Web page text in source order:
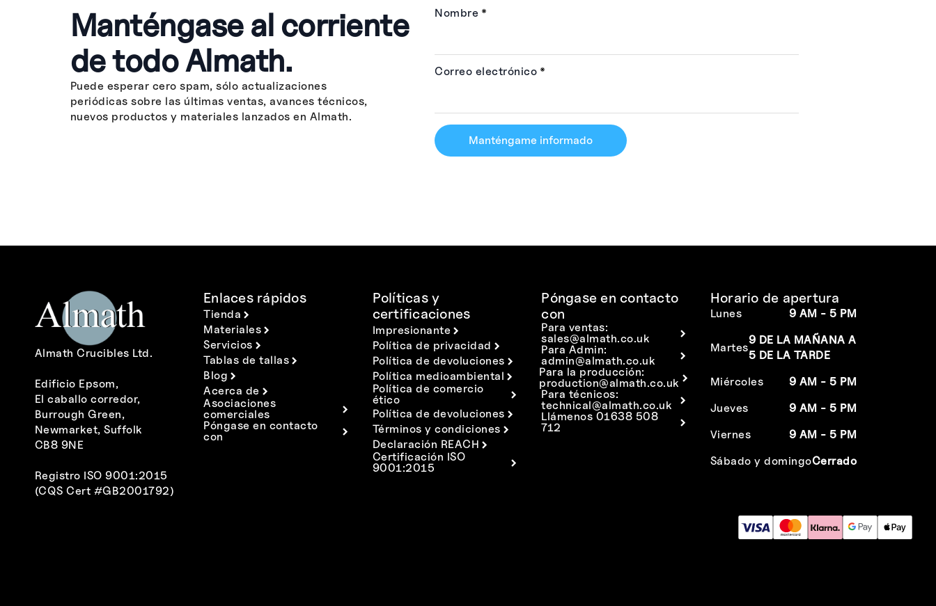
Manténgase al corriente
de todo Almath.
Puede esperar cero spam, sólo actualizaciones
periódicas sobre las últimas ventas, avances técnicos,
nuevos productos y materiales lanzados en Almath.
Nombre *
Correo electrónico *
Manténgame informado
Almath Crucibles Ltd.
Edificio Epsom,
El caballo corredor,
Burrough Green,
Newmarket, Suffolk
CB8 9NE
Registro ISO 9001:2015
(CQS Cert #GB2001792)
Enlaces rápidos
Tienda
Materiales
Servicios
Tablas de tallas
Blog
Acerca de
Asociaciones
comerciales
Póngase en contacto
con
Políticas y
certificaciones
Impresionante
Política de privacidad
Política de devoluciones
Política medioambiental
Política de comercio
ético
Política de devoluciones
Términos y condiciones
Declaración REACH
Certificación ISO
9001:2015
Póngase en contacto
con
Para ventas:
sales@almath.co.uk
Para Admin:
admin@almath.co.uk
Para la producción:
production@almath.co.uk
Para técnicos:
technical@almath.co.uk
Llámenos 01638 508
712
Horario de apertura
Lunes 9 AM - 5 PM
Martes
9 DE LA MAÑANA A
5 DE LA TARDE
Miércoles
9 AM - 5 PM
Jueves
9 AM - 5 PM
Viernes
9 AM - 5 PM
Sábado y domingoCerrado